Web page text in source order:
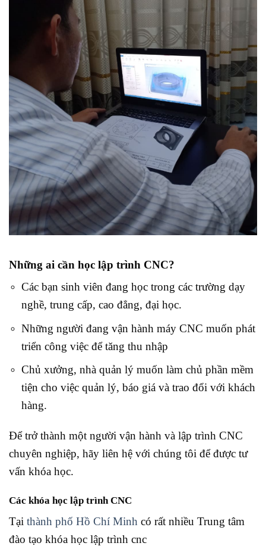
Những ai cần học lập trình CNC?
Các bạn sinh viên đang học trong các trường dạy
nghề, trung cấp, cao đẳng, đại học.
Những người đang vận hành máy CNC muốn phát
triển công việc để tăng thu nhập
Chủ xưởng, nhà quản lý muốn làm chủ phần mềm
tiện cho việc quản lý, báo giá và trao đổi với khách
hàng.
Để trở thành một người vận hành và lập trình CNC
chuyên nghiệp, hãy liên hệ với chúng tôi để được tư
vấn khóa học.
Các khóa học lập trình CNC
Tại thành phố Hồ Chí Minh có rất nhiều Trung tâm
đào tạo khóa học lập trình cnc